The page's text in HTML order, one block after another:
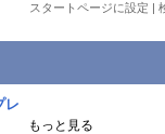
スタートページに設定 |
レ
もっと見る